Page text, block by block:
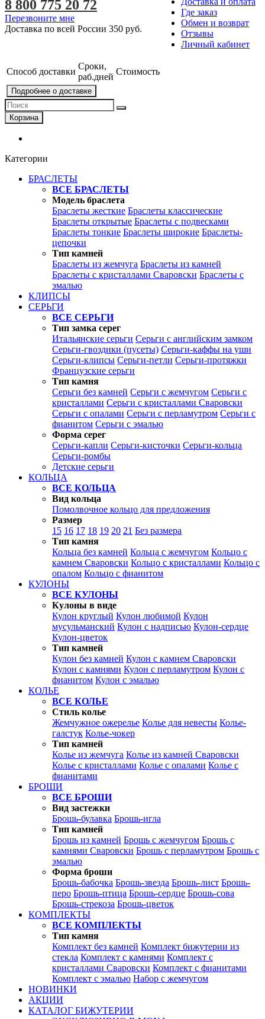
Где заказ
Обмен и возврат
Отзывы
Личный кабинет
8 800 775 20 72
Перезвоните мне
Доставка по всей России 350 руб.
Способ доставки
Сроки,
раб.дней
Стоимость
Подробнее о доставке
Корзина
Категории
БРАСЛЕТЫ
ВСЕ БРАСЛЕТЫ
Модель браслета
Браслеты жесткие Браслеты классические
Браслеты открытые Браслеты с подвесками
Браслеты тонкие Браслеты широкие Браслеты-
цепочки
Тип камней
Браслеты из жемчуга Браслеты из камней
Браслеты с кристаллами Сваровски Браслеты с
эмалью
КЛИПСЫ
СЕРЬГИ
ВСЕ СЕРЬГИ
Тип замка серег
Итальянские серьги Серьги с английским замком
Серьги-гвоздики (пусеты) Серьги-каффы на уши
Серьги-клипсы Серьги-петли Серьги-протяжки
Французские серьги
Тип камня
Серьги без камней Серьги с жемчугом Серьги с
кристаллами Серьги с кристаллами Сваровски
Серьги с опалами Серьги с перламутром Серьги с
фианитом Серьги с эмалью
Форма серег
Серьги-капли Серьги-кисточки Серьги-кольца
Серьги-ромбы
Детские серьги
КОЛЬЦА
ВСЕ КОЛЬЦА
Вид кольца
Помолвочное кольцо для предложения
Размер
15 16 17 18 19 20 21 Без размера
Тип камня
Кольца без камней Кольца с жемчугом Кольцо с
камнем Сваровски Кольцо с кристаллами Кольцо с
опалом Кольцо с фианитом
КУЛОНЫ
ВСЕ КУЛОНЫ
Кулоны в виде
Кулон круглый Кулон любимой Кулон
мусульманский Кулон с надписью Кулон-сердце
Кулон-цветок
Тип камней
Кулон без камней Кулон с камнем Сваровски
Кулон с камнями Кулон с перламутром Кулон с
фианитом Кулон с эмалью
КОЛЬЕ
ВСЕ КОЛЬЕ
Стиль колье
Жемчужное ожерелье Колье для невесты Колье-
галстук Колье-чокер
Тип камней
Колье из жемчуга Колье из камней Сваровски
Колье с кристаллами Колье с опалами Колье с
фианитами
БРОШИ
ВСЕ БРОШИ
Вид застежки
Брошь-булавка Брошь-игла
Тип камней
Брошь из камней Брошь с жемчугом Брошь с
камнями Сваровски Брошь с перламутром Брошь с
эмалью
Форма броши
Брошь-бабочка Брошь-звезда Брошь-лист Брошь-
перо Брошь-птица Брошь-сердце Брошь-сова
Брошь-стрекоза Брошь-цветок
КОМПЛЕКТЫ
ВСЕ КОМПЛЕКТЫ
Тип камня
Комплект без камней Комплект бижутерии из
стекла Комплект с камнями Комплект с
кристаллами Сваровски Комплект с фианитами
Комплект с эмалью Набор с жемчугом
НОВИНКИ
АКЦИИ
КАТАЛОГ БИЖУТЕРИИ